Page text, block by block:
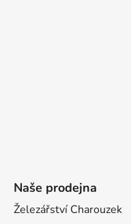
Naše prodejna
Železářství Charouzek